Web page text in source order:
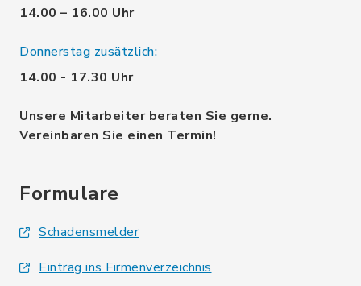
14.00 – 16.00 Uhr
Donnerstag zusätzlich:
14.00 - 17.30 Uhr
Unsere Mitarbeiter beraten Sie gerne.
Vereinbaren Sie einen Termin!
Formulare
Schadensmelder
Eintrag ins Firmenverzeichnis